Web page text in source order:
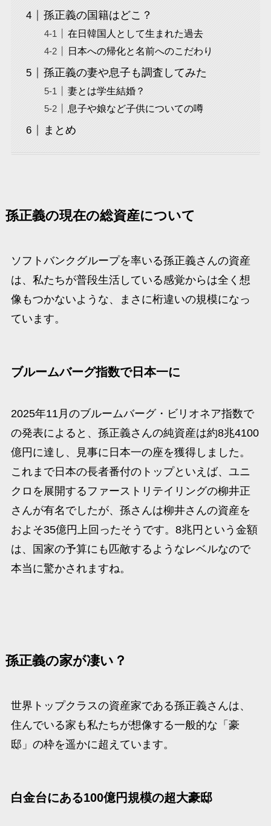
孫正義の国籍はどこ？
在日韓国人として生まれた過去
日本への帰化と名前へのこだわり
孫正義の妻や息子も調査してみた
妻とは学生結婚？
息子や娘など子供についての噂
まとめ
孫正義の現在の総資産について
ソフトバンクグループを率いる孫正義さんの資産
は、私たちが普段生活している感覚からは全く想
像もつかないような、まさに桁違いの規模になっ
ています。
ブルームバーグ指数で日本一に
2025年11月のブルームバーグ・ビリオネア指数で
の発表によると、孫正義さんの純資産は約8兆4100
億円に達し、見事に日本一の座を獲得しました。​
これまで日本の長者番付のトップといえば、ユニ
クロを展開するファーストリテイリングの柳井正
さんが有名でしたが、孫さんは柳井さんの資産を
およそ35億円上回ったそうです。8兆円という金額
は、国家の予算にも匹敵するようなレベルなので
本当に驚かされますね。
孫正義の家が凄い？
世界トップクラスの資産家である孫正義さんは、
住んでいる家も私たちが想像する一般的な「豪
邸」の枠を遥かに超えています。
白金台にある100億円規模の超大豪邸